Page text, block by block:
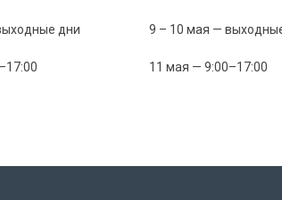
дни 9 – 10 мая —
11 мая — 9:00–17:00